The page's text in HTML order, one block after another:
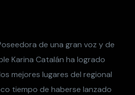
de una gran voz y de
Karina Catalán ha logrado
mejores lugares del regional
tiempo de haberse lanzado